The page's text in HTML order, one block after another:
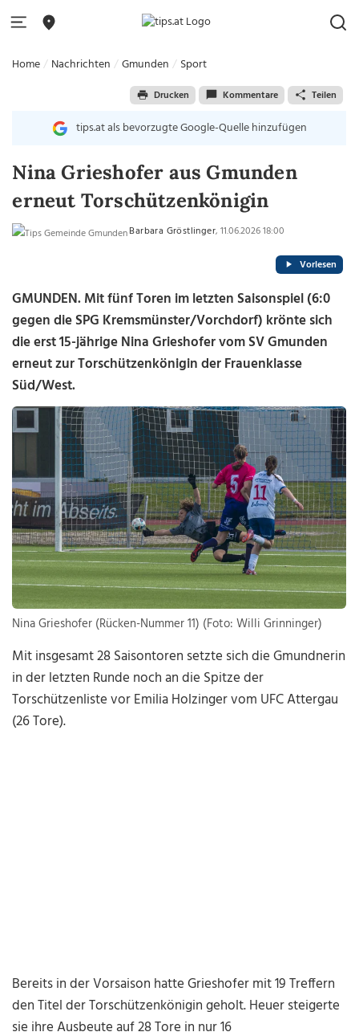
Home Nachrichten Gmunden Sport
Drucken Kommentare Teilen
tips.at als bevorzugte Google-Quelle hinzufügen
Nina Grieshofer aus Gmunden
erneut Torschützenkönigin
Barbara Gröstlinger, 11.06.2026 18:00
Vorlesen
GMUNDEN. Mit fünf Toren im letzten Saisonspiel (6:0
gegen die SPG Kremsmünster/Vorchdorf) krönte sich
die erst 15-jährige Nina Grieshofer vom SV Gmunden
erneut zur Torschützenkönigin der Frauenklasse
Süd/West.
Nina Grieshofer (Rücken-Nummer 11) (Foto: Willi Grinninger)
Mit insgesamt 28 Saisontoren setzte sich die Gmundnerin
in der letzten Runde noch an die Spitze der
Torschützenliste vor Emilia Holzinger vom UFC Attergau
(26 Tore).
Bereits in der Vorsaison hatte Grieshofer mit 19 Treffern
den Titel der Torschützenkönigin geholt. Heuer steigerte